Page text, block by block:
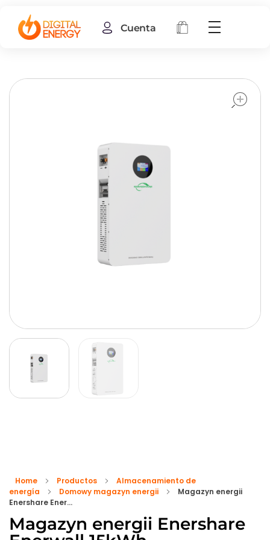
Cuenta
Home Productos
Almacenamiento de
energía
Domowy magazyn energii
Magazyn energii
Enershare Ener...
Magazyn energii Enershare